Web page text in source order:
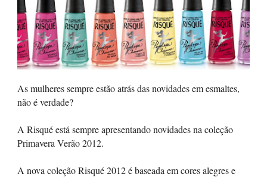
As mulheres sempre estão atrás das novidades em esmaltes,
não é verdade?
A Risqué está sempre apresentando novidades na coleção
Primavera Verão 2012.
A nova coleção Risqué 2012 é baseada em cores alegres e